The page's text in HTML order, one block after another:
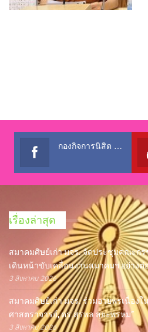
กองกิจการนิสิต สำนักงานอธิการบดี
เรื่องล่าสุด
สมาคมศิษย์เก่า มจร. จัดประชุมคณะก
เดินหน้าขับเคลื่อนงานสมาคมฯ อย่างต่
3 สิงหาคม 2026
สมาคมศิษย์เก่า มจร. ร่วมอวยพรเนื่องใ
ศาสตราจารย์, ดร.สุรพล สุยะพรหม”
3 สิงหาคม 2026